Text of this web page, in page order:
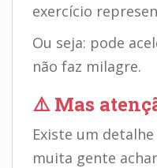
exercício
Ou seja: pode
não faz milagre.
⚠️ Mas
Existe um
muita gente